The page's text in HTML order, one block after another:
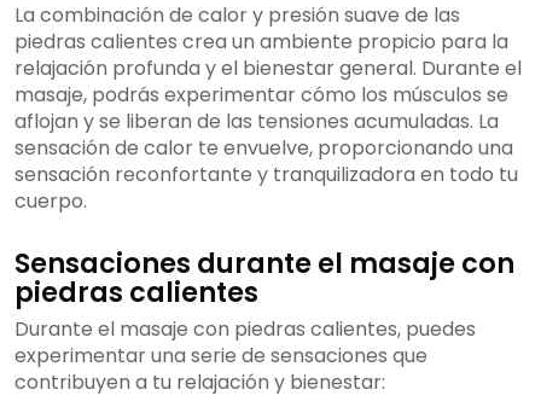
La combinación de calor y presión suave de las
piedras calientes crea un ambiente propicio para la
relajación profunda y el bienestar general. Durante el
masaje, podrás experimentar cómo los músculos se
aflojan y se liberan de las tensiones acumuladas. La
sensación de calor te envuelve, proporcionando una
sensación reconfortante y tranquilizadora en todo tu
cuerpo.
Sensaciones durante el masaje con
piedras calientes
Durante el masaje con piedras calientes, puedes
experimentar una serie de sensaciones que
contribuyen a tu relajación y bienestar: